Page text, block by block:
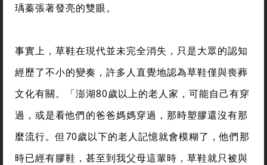
瑀蓁張著發亮的雙眼。
事實上，草鞋在現代並未完全消失，只是大眾的認知
經歷了不小的變奏，許多人直覺地認為草鞋僅與喪葬
文化有關。「澎湖80歲以上的老人家，可能自己有穿
過，或是看他們的爸爸媽媽穿過，那時塑膠還沒有那
麼流行。但70歲以下的老人記憶就會模糊了，他們那
時已經有膠鞋，甚至到我父母這輩時，草鞋就只被與